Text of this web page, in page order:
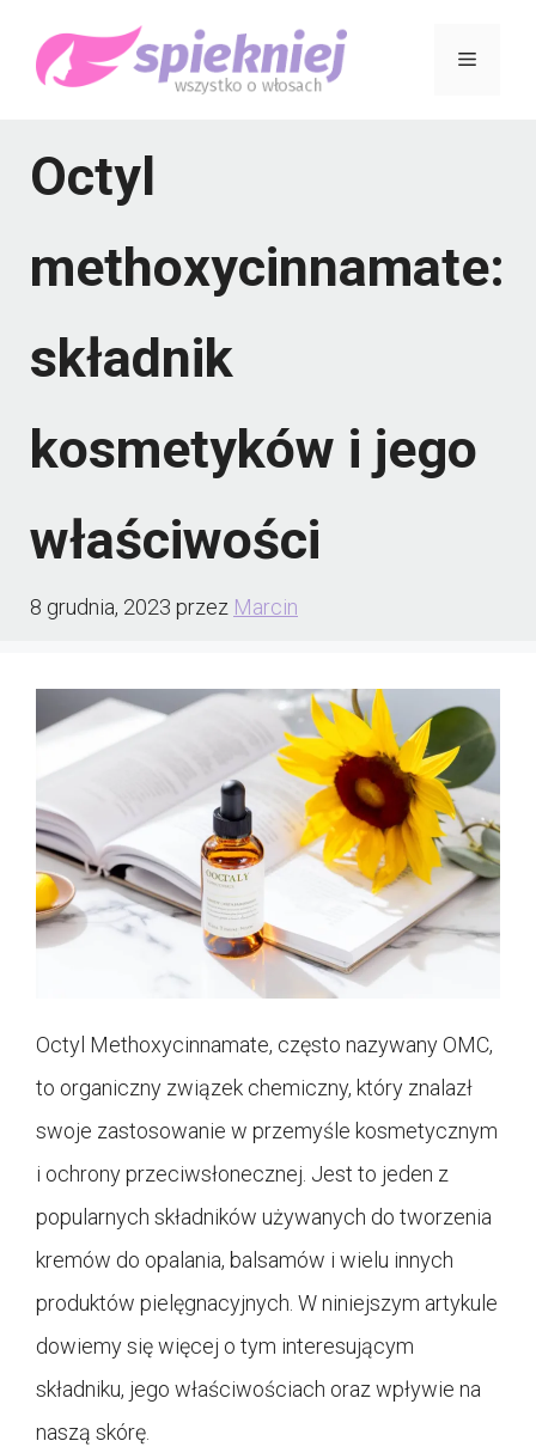
Menu
Octyl
methoxycinnamate:
składnik
kosmetyków i jego
właściwości
8 grudnia, 2023 przez Marcin
Octyl Methoxycinnamate, często nazywany OMC,
to organiczny związek chemiczny, który znalazł
swoje zastosowanie w przemyśle kosmetycznym
i ochrony przeciwsłonecznej. Jest to jeden z
popularnych składników używanych do tworzenia
kremów do opalania, balsamów i wielu innych
produktów pielęgnacyjnych. W niniejszym artykule
dowiemy się więcej o tym interesującym
składniku, jego właściwościach oraz wpływie na
naszą skórę.